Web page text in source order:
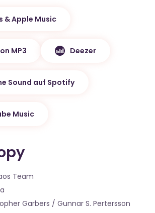
& Apple Music
MP3 Deezer
Sound auf Spotify
Music
Team
Garbers / Gunnar S. Pertersson